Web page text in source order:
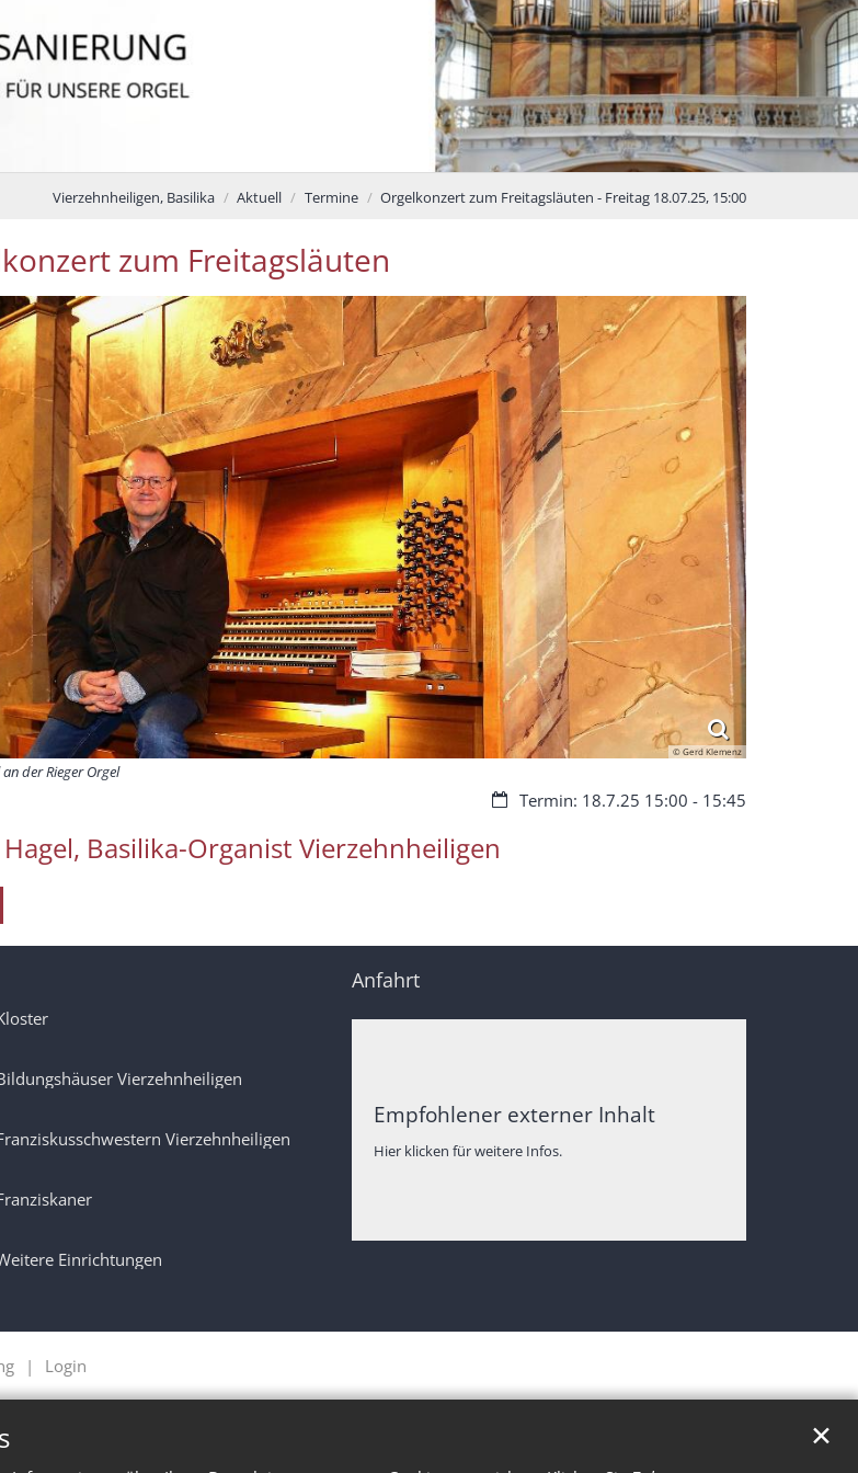
✕
Vierzehnheiligen, Basilika Aktuell Termine Orgelkonzert zum Freitagsläuten - Freitag 18.07.25, 15:00
zum Freitagsläuten
© Gerd Klemenz
der Rieger Orgel
Datum:Termin: 18.7.25 15:00 - 15:45
Basilika-Organist Vierzehnheiligen
Vierzehnheiligen
Vierzehnheiligen
Einrichtungen
Anfahrt
Empfohlener externer Inhalt
Hier klicken für weitere Infos.
Login